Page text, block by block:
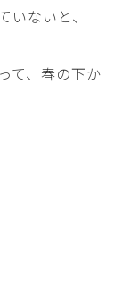
ないと、
て、春の下か